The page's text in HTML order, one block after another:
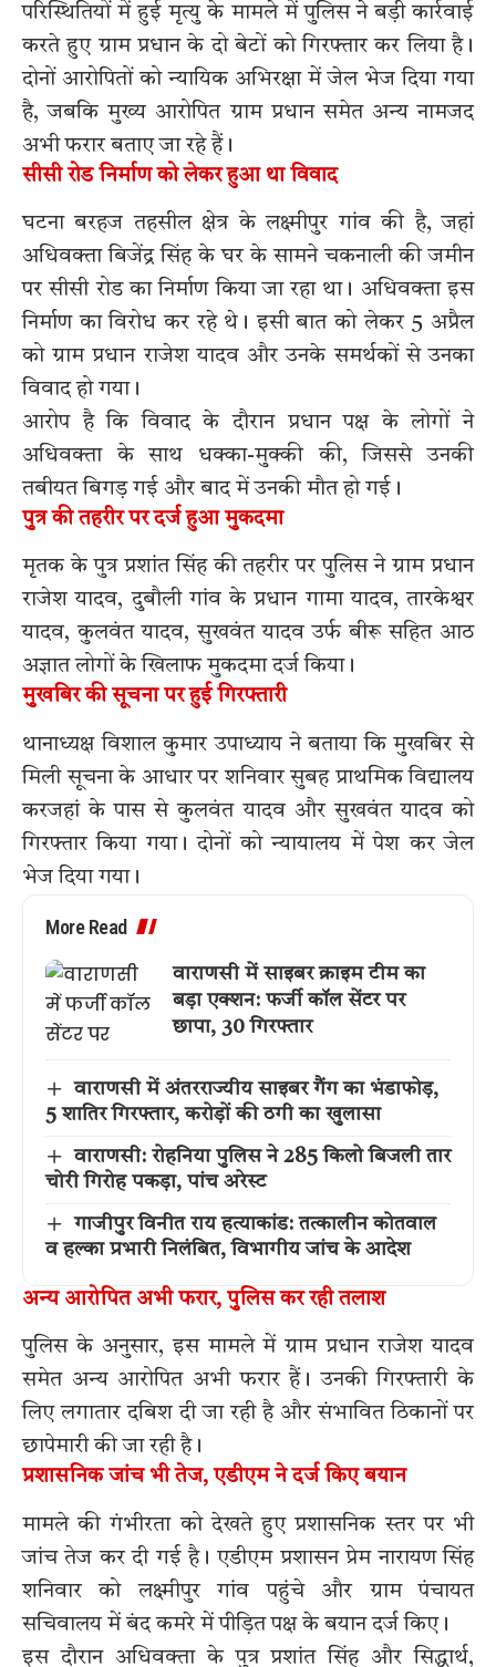
परिस्थितियों में हुई मृत्यु के मामले में पुलिस ने बड़ी कार्रवाई
करते हुए ग्राम प्रधान के दो बेटों को गिरफ्तार कर लिया है।
दोनों आरोपितों को न्यायिक अभिरक्षा में जेल भेज दिया गया
है, जबकि मुख्य आरोपित ग्राम प्रधान समेत अन्य नामजद
अभी फरार बताए जा रहे हैं।
सीसी रोड निर्माण को लेकर हुआ था विवाद
घटना बरहज तहसील क्षेत्र के लक्ष्मीपुर गांव की है, जहां
अधिवक्ता बिजेंद्र सिंह के घर के सामने चकनाली की जमीन
पर सीसी रोड का निर्माण किया जा रहा था। अधिवक्ता इस
निर्माण का विरोध कर रहे थे। इसी बात को लेकर 5 अप्रैल
को ग्राम प्रधान राजेश यादव और उनके समर्थकों से उनका
विवाद हो गया।
आरोप है कि विवाद के दौरान प्रधान पक्ष के लोगों ने
अधिवक्ता के साथ धक्का-मुक्की की, जिससे उनकी
तबीयत बिगड़ गई और बाद में उनकी मौत हो गई।
पुत्र की तहरीर पर दर्ज हुआ मुकदमा
मृतक के पुत्र प्रशांत सिंह की तहरीर पर पुलिस ने ग्राम प्रधान
राजेश यादव, दुबौली गांव के प्रधान गामा यादव, तारकेश्वर
यादव, कुलवंत यादव, सुखवंत यादव उर्फ बीरू सहित आठ
अज्ञात लोगों के खिलाफ मुकदमा दर्ज किया।
मुखबिर की सूचना पर हुई गिरफ्तारी
थानाध्यक्ष विशाल कुमार उपाध्याय ने बताया कि मुखबिर से
मिली सूचना के आधार पर शनिवार सुबह प्राथमिक विद्यालय
करजहां के पास से कुलवंत यादव और सुखवंत यादव को
गिरफ्तार किया गया। दोनों को न्यायालय में पेश कर जेल
भेज दिया गया।
More Read
वाराणसी में साइबर क्राइम टीम का
बड़ा एक्शन: फर्जी कॉल सेंटर पर
छापा, 30 गिरफ्तार
वाराणसी में अंतरराज्यीय साइबर गैंग का भंडाफोड़,
5 शातिर गिरफ्तार, करोड़ों की ठगी का खुलासा
वाराणसी: रोहनिया पुलिस ने 285 किलो बिजली तार
चोरी गिरोह पकड़ा, पांच अरेस्ट
गाजीपुर विनीत राय हत्याकांड: तत्कालीन कोतवाल
व हल्का प्रभारी निलंबित, विभागीय जांच के आदेश
अन्य आरोपित अभी फरार, पुलिस कर रही तलाश
पुलिस के अनुसार, इस मामले में ग्राम प्रधान राजेश यादव
समेत अन्य आरोपित अभी फरार हैं। उनकी गिरफ्तारी के
लिए लगातार दबिश दी जा रही है और संभावित ठिकानों पर
छापेमारी की जा रही है।
प्रशासनिक जांच भी तेज, एडीएम ने दर्ज किए बयान
मामले की गंभीरता को देखते हुए प्रशासनिक स्तर पर भी
जांच तेज कर दी गई है। एडीएम प्रशासन प्रेम नारायण सिंह
शनिवार को लक्ष्मीपुर गांव पहुंचे और ग्राम पंचायत
सचिवालय में बंद कमरे में पीड़ित पक्ष के बयान दर्ज किए।
इस दौरान अधिवक्ता के पुत्र प्रशांत सिंह और सिद्धार्थ,